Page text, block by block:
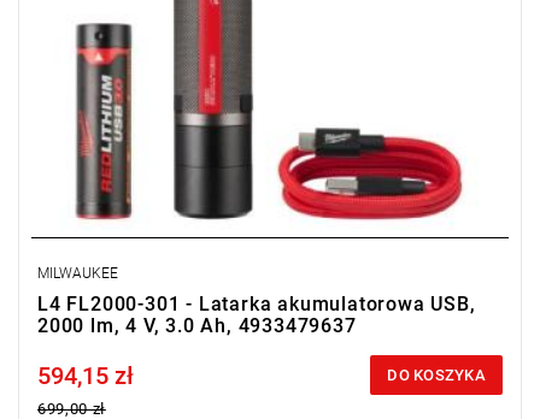
MILWAUKEE
L4 FL2000-301 - Latarka akumulatorowa USB,
2000 lm, 4 V, 3.0 Ah, 4933479637
Price tax included
594,15 zł
699,00 zł
DO KOSZYKA